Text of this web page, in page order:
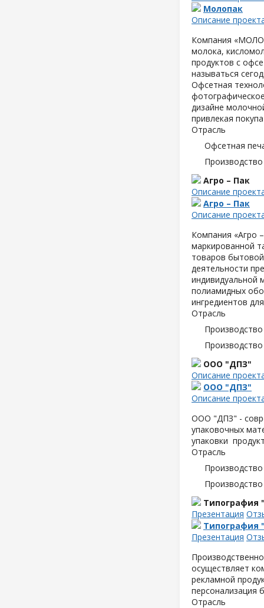
Молопак
Описание
Компания
молока,
продуктов с
называться
Офсетная
дизайне
привлекая
Отрасль
Офсетная
Агро – Пак
Описание
Агро – Пак
Описание
Компания «Агро
маркированной
товаров
деятельности
индивидуальной
полиамидных
ингредиентов
Отрасль
ООО "ДПЗ"
Описание
ООО "ДПЗ"
Описание
ООО "ДПЗ" -
упаковочных
упаковки
Отрасль
Типография
Презентация
Типография
Презентация
осуществляет
рекламной
персонализация
Отрасль